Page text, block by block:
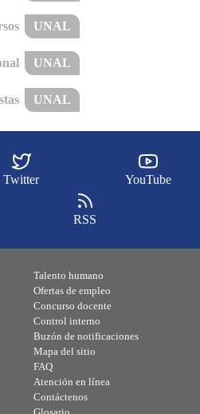
UNAL
UNAL
UNAL
Twitter YouTube
RSS
Talento humano
Ofertas de empleo
Concurso docente
Control interno
Buzón de notificaciones
Mapa del sitio
FAQ
Atención en línea
Contáctenos